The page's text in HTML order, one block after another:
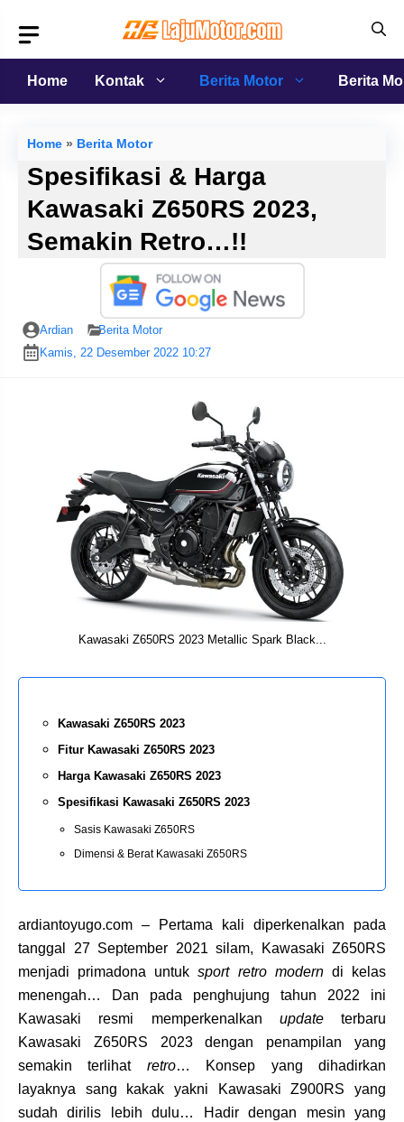
isi
Home
Kontak Berita Motor Berita
Home » Berita Motor
Spesifikasi & Harga
Kawasaki Z650RS 2023,
Semakin Retro…!!
Ardian
Berita Motor
Kamis, 22 Desember 2022 10:27
Kawasaki Z650RS 2023 Metallic Spark Black...
Kawasaki Z650RS 2023
Fitur Kawasaki Z650RS 2023
Harga Kawasaki Z650RS 2023
Spesifikasi Kawasaki Z650RS 2023
Sasis Kawasaki Z650RS
Dimensi & Berat Kawasaki Z650RS
ardiantoyugo.com – Pertama kali diperkenalkan pada
tanggal 27 September 2021 silam, Kawasaki Z650RS
menjadi primadona untuksport retro moderndi kelas
menengah… Dan pada penghujung tahun 2022 ini
Kawasaki resmi memperkenalkan updateterbaru
Kawasaki Z650RS 2023 dengan penampilan yang
semakin terlihat retro… Konsep yang dihadirkan
layaknya sang kakak yakni Kawasaki Z900RS yang
sudah dirilis lebih dulu… Hadir dengan mesin yang